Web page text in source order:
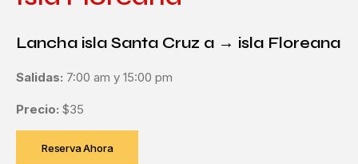
Lancha isla Santa Cruz a → isla Floreana
Salidas: 7:00 am y 15:00 pm
Precio: $35
Reserva Ahora